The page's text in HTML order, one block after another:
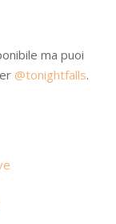
ma puoi
@tonightfalls.